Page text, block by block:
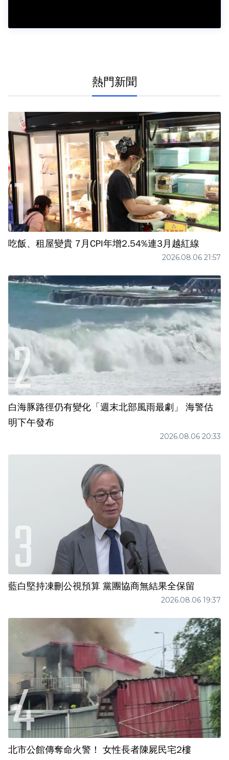
熱門新聞
吃飯、租屋變貴 7月CPI年增2.54%連3月越紅線
2026.08.06 21:57
白海豚路徑仍有變化「週末北部風雨最劇」 海警估
明下午發布
2026.08.06 20:33
藍白堅持凍刪公視預算 黨團協商無結果全保留
2026.08.06 19:37
北市公館傳奪命火警！ 女性長者陳屍民宅2樓